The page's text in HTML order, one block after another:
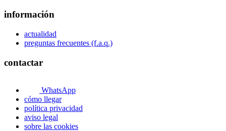
información
actualidad
preguntas frecuentes (f.a.q.)
contactar
WhatsApp
cómo llegar
política privacidad
aviso legal
sobre las cookies